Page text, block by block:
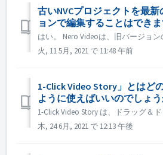
古いNVCプロジェクトを最
ョンで編集することはでき
火, 11 5月, 2021 で 11:48 午前
1-Click Video Story」とはど
ように使えばいいのでしょう
木, 24 6月, 2021 で 12:13 午後